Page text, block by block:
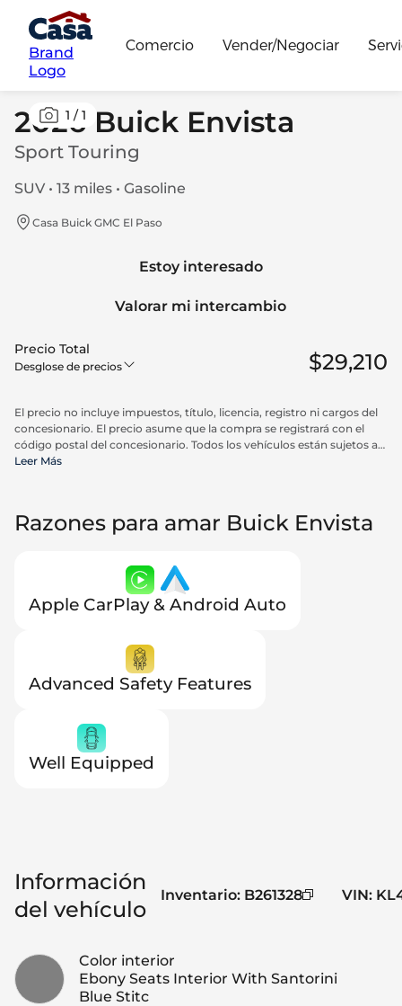
Brand
Logo
Comercio Vender/Negociar
1 /1
2026 Buick Envista
Sport Touring
SUV • 13 miles • Gasoline
Casa Buick GMC El Paso
Estoy interesado
Valorar mi intercambio
Precio Total
Desglose de precios $29,210
El precio no incluye impuestos, título, licencia, registro ni cargos del
concesionario. El precio asume que la compra se registrará con el
código postal del concesionario. Todos los vehículos están sujetos a
venta previa. Los precios incluyen todos los reembolsos y
precios reales del concesionario pueden variar.
Leer Más
Razones para amar Buick Envista
Apple CarPlay & Android Auto
Advanced Safety Features
Well Equipped
Información
del vehículo
Inventario: B261328 VIN:
Color interior
Ebony Seats Interior With Santorini
Blue Stitc